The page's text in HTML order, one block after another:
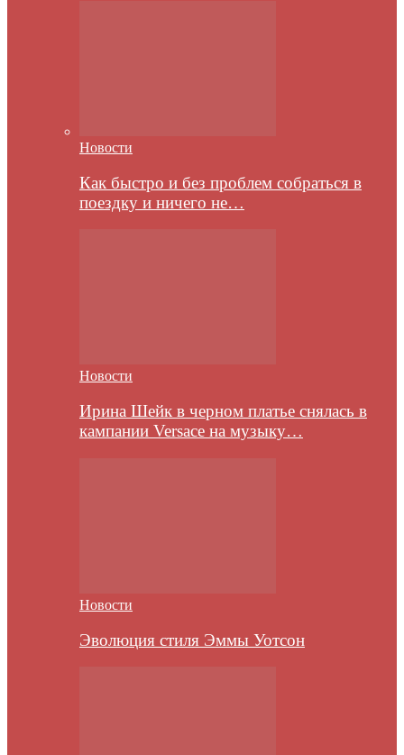
Новости
Как быстро и без проблем собраться в
поездку и ничего не…
Новости
Ирина Шейк в черном платье снялась в
кампании Versace на музыку…
Новости
Эволюция стиля Эммы Уотсон